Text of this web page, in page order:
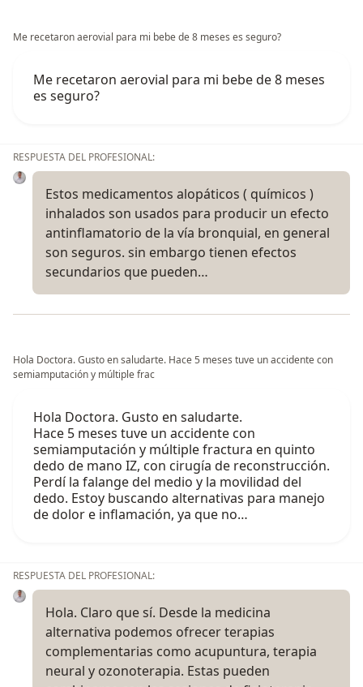
Me recetaron aerovial para mi bebe de 8 meses es seguro?
Me recetaron aerovial para mi bebe de 8 meses
es seguro?
RESPUESTA DEL PROFESIONAL:
Estos medicamentos alopáticos ( químicos )
inhalados son usados para producir un efecto
antinflamatorio de la vía bronquial, en general
son seguros. sin embargo tienen efectos
secundarios que pueden…
Hola Doctora. Gusto en saludarte. Hace 5 meses tuve un accidente con
semiamputación y múltiple frac
Hola Doctora. Gusto en saludarte.
Hace 5 meses tuve un accidente con
semiamputación y múltiple fractura en quinto
dedo de mano IZ, con cirugía de reconstrucción.
Perdí la falange del medio y la movilidad del
dedo. Estoy buscando alternativas para manejo
de dolor e inflamación, ya que no…
RESPUESTA DEL PROFESIONAL:
Hola. Claro que sí. Desde la medicina
alternativa podemos ofrecer terapias
complementarias como acupuntura, terapia
neural y ozonoterapia. Estas pueden